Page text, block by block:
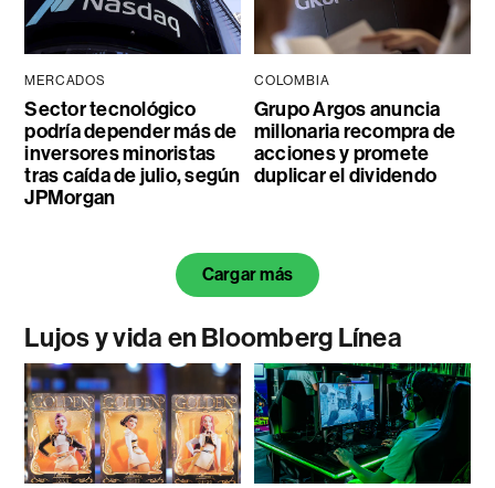
MERCADOS
Sector tecnológico
podría depender más de
inversores minoristas
tras caída de julio, según
JPMorgan
COLOMBIA
Grupo Argos anuncia
millonaria recompra de
acciones y promete
duplicar el dividendo
Cargar más
Lujos y vida en Bloomberg Línea